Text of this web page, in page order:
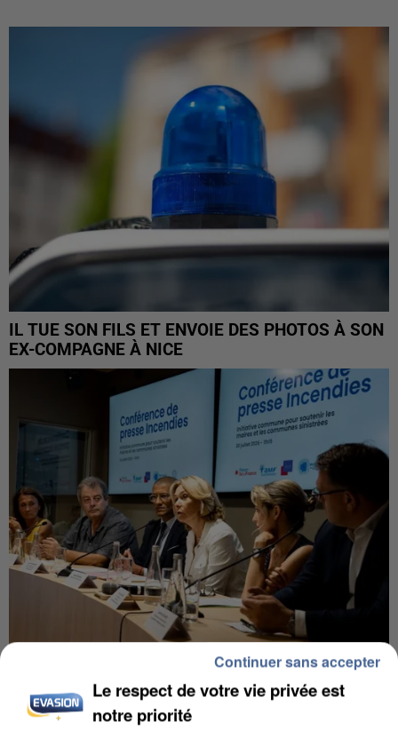
IL TUE SON FILS ET ENVOIE DES PHOTOS À SON
EX-COMPAGNE À NICE
INCENDIES : L’ÎLE-DE-FRANCE LANCE UN ÉLAN
DE SOLIDARITÉ AVEC LES...
Le respect de votre vie privée est
notre priorité
Continuer sans accepter